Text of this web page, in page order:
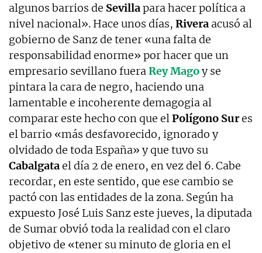
algunos barrios de Sevillapara hacer política a
nivel nacional». Hace unos días, Rivera acusó al
gobierno de Sanz de tener «una falta de
responsabilidad enorme» por hacer que un
empresario sevillano fueraRey Magoy se
pintara la cara de negro, haciendo una
lamentable e incoherente demagogia al
comparar este hecho con que elPolígono Sures
el barrio «más desfavorecido, ignorado y
olvidado de toda España» y que tuvo su
Cabalgatael día 2 de enero, en vez del 6. Cabe
recordar, en este sentido, que ese cambio se
pactó con las entidades de la zona. Según ha
expuesto José Luis Sanz este jueves, la diputada
de Sumar obvió toda la realidad con el claro
objetivo de «tener su minuto de gloria en el